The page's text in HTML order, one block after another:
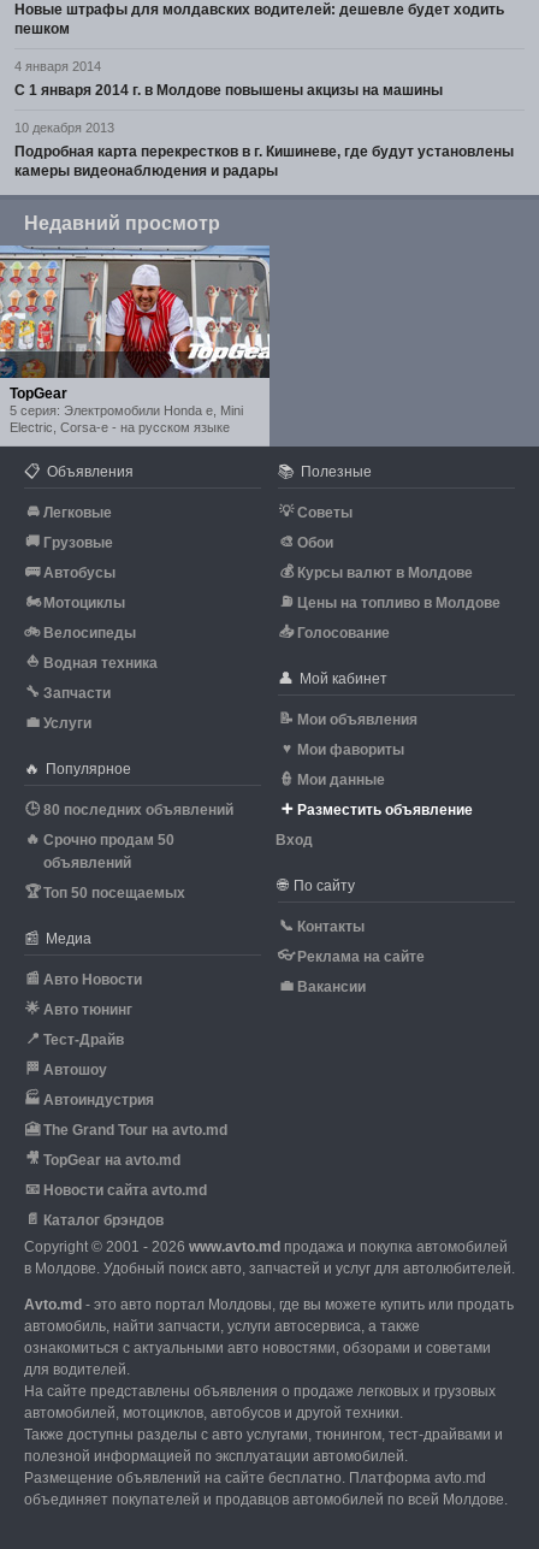
Новые штрафы для молдавских водителей: дешевле будет ходить
пешком
4 января 2014
С 1 января 2014 г. в Молдове повышены акцизы на машины
10 декабря 2013
Подробная карта перекрестков в г. Кишиневе, где будут установлены
камеры видеонаблюдения и радары
Недавний просмотр
TopGear
5 серия: Электромобили Honda e, Mini
Electric, Corsa-e - на русском языке
📋 Объявления
🚘 Легковые
🚚 Грузовые
🚌 Автобусы
🏍 Мотоциклы
🚲 Велосипеды
⛵ Водная техника
🔧 Запчасти
💼 Услуги
🔥 Популярное
🕒 80 последних объявлений
🔥 Срочно продам 50
объявлений
🏆Топ 50 посещаемых
📰 Медиа
📰 Авто Новости
🌟 Авто тюнинг
📍 Тест-Драйв
🏁 Автошоу
🏭 Автоиндустрия
🎦 The Grand Tour на avto.md
🎥 TopGear на avto.md
📧 Новости сайта avto.md
📄 Каталог брэндов
📚 Полезные
💡 Советы
🎨 Обои
💰 Курсы валют в Молдове
⛽ Цены на топливо в Молдове
📥 Голосование
👤 Мой кабинет
📝 Мои объявления
♥ Мои фавориты
👮 Мои данные
➕ Разместить объявление
Вход
🌐 По сайту
📞 Контакты
👓 Реклама на сайте
💼 Вакансии
Copyright © 2001 - 2026 www.avto.md продажа и покупка автомобилей
в Молдове. Удобный поиск авто, запчастей и услуг для автолюбителей.
Avto.md - это авто портал Молдовы, где вы можете купить или продать
автомобиль, найти запчасти, услуги автосервиса, а также
ознакомиться с актуальными авто новостями, обзорами и советами
для водителей.
На сайте представлены объявления о продаже легковых и грузовых
автомобилей, мотоциклов, автобусов и другой техники.
Также доступны разделы с авто услугами, тюнингом, тест-драйвами и
полезной информацией по эксплуатации автомобилей.
Размещение объявлений на сайте бесплатно. Платформа avto.md
объединяет покупателей и продавцов автомобилей по всей Молдове.